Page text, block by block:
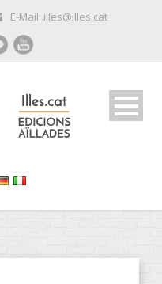
E-Mail: illes@illes.cat